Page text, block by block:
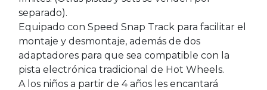
separado).
Equipado con Speed Snap Track para facilitar el
montaje y desmontaje, además de dos
adaptadores para que sea compatible con la
pista electrónica tradicional de Hot Wheels.
A los niños a partir de 4 años les encantará